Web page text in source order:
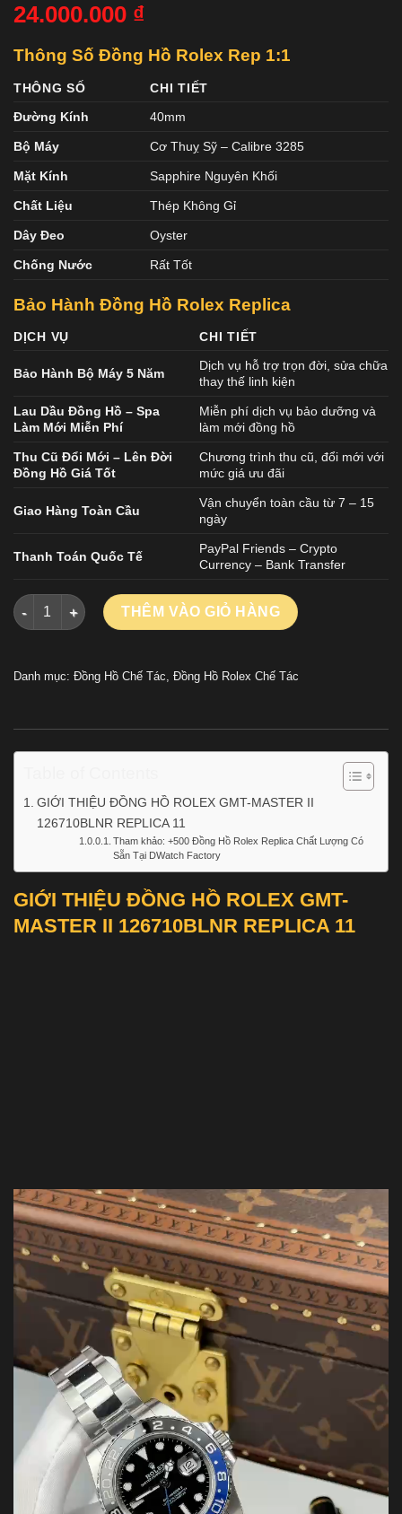
24.000.000 ₫
Thông Số Đồng Hồ Rolex Rep 1:1
THÔNG SỐ
CHI TIẾT
Đường Kính
40mm
Bộ Máy Cơ Thuỵ Sỹ – Calibre 3285
Mặt Kính Sapphire Nguyên Khối
Chất Liệu Thép Không Gỉ
Dây Đeo Oyster
Chống Nước Rất Tốt
Bảo Hành Đồng Hồ Rolex Replica
DỊCH VỤ CHI TIẾT
Bảo Hành Bộ Máy 5 Năm
Dịch vụ hỗ trợ trọn đời, sửa chữa
thay thế linh kiện
Lau Dầu Đồng Hồ – Spa
Làm Mới Miễn Phí
Miễn phí dịch vụ bảo dưỡng và
làm mới đồng hồ
Thu Cũ Đổi Mới – Lên Đời
Đồng Hồ Giá Tốt
Chương trình thu cũ, đổi mới với
mức giá ưu đãi
Giao Hàng Toàn Cầu
Vận chuyển toàn cầu từ 7 – 15
ngày
Thanh Toán Quốc Tế
PayPal Friends – Crypto
Currency – Bank Transfer
ĐỒNG HỒ ROLEX GMT-MASTER II 126710BLNR REPLICA 11
THÊM VÀO GIỎ HÀNG
Danh mục: Đồng Hồ Chế Tác, Đồng Hồ Rolex Chế Tác
GIỚI THIỆU ĐỒNG HỒ ROLEX GMT-MASTER II
126710BLNR REPLICA 11
Tham khảo: +500 Đồng Hồ Rolex Replica Chất Lượng Có
Sẵn Tại DWatch Factory
GIỚI THIỆU ĐỒNG HỒ ROLEX GMT-
MASTER II 126710BLNR REPLICA 11